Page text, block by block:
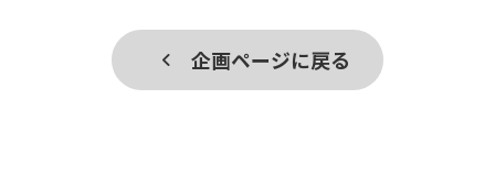
企画ページに戻る